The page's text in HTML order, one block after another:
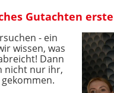
Gutachten
- ein
wissen, was
Dann
nicht nur ihr,